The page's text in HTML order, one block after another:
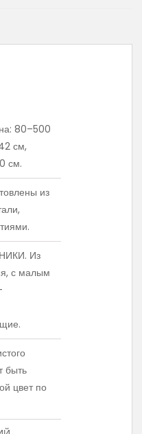
80–500
см,
см.
из
Из
с малым
быть
цвет по